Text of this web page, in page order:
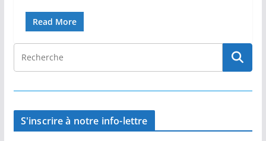
Read More
S'inscrire à notre info-lettre